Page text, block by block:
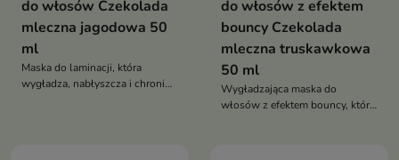
do włosów Czekolada
mleczna jagodowa 50
ml
Maska do laminacji, która
wygładza, nabłyszcza i chroni
do włosów z efektem
bouncy Czekolada
mleczna truskawkowa
50 ml
Wygładzająca maska do
włosów z efektem bouncy, która